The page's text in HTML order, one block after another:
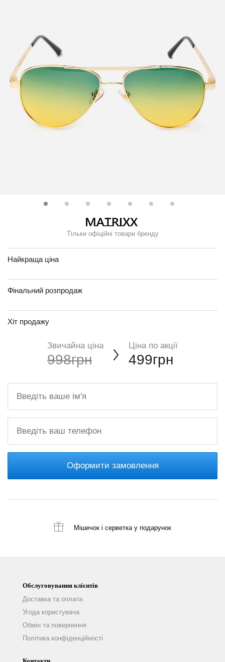
Тільки офіційні товари бренду
Найкраща ціна
Фінальний розпродаж
Хіт продажу
Звичайна ціна
998грн
Ціна по акції
499грн
Оформити замовлення
Мішечок і серветка у подарунок
Обслуговування клієнтів
Доставка та оплата
Угода користувача
Обмін та повернення
Політика конфіденційності